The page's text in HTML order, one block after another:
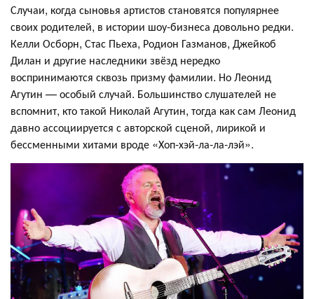
Случаи, когда сыновья артистов становятся популярнее
своих родителей, в истории шоу-бизнеса довольно редки.
Келли Осборн, Стас Пьеха, Родион Газманов, Джейкоб
Дилан и другие наследники звёзд нередко
воспринимаются сквозь призму фамилии. Но Леонид
Агутин — особый случай. Большинство слушателей не
вспомнит, кто такой Николай Агутин, тогда как сам Леонид
давно ассоциируется с авторской сценой, лирикой и
бессменными хитами вроде «Хоп-хэй-ла-ла-лэй».